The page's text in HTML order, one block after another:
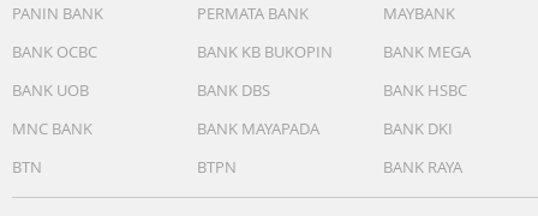
PANIN BANK
PERMATA BANK
MAYBANK
BANK OCBC
BANK KB BUKOPIN
BANK MEGA
BANK UOB
BANK DBS
BANK HSBC
MNC BANK
BANK MAYAPADA
BANK DKI
BTN
BTPN BANK RAYA